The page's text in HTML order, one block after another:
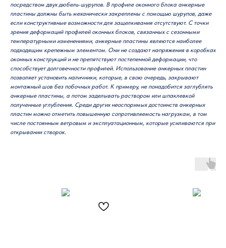
посредством двух дюбель-шурупов. В профиле оконного блока анкерные
пластины должны быть механически закреплены с помощью шурупов, даже
если конструктивные возможности для защелкивания отсутствуют. С точки
зрения деформаций профилей оконных блоков, связанных с сезонными
температурными изменениями, анкерные пластины являются наиболее
подходящим крепежным элементом. Они не создают напряжения в коробках
оконных конструкций и не препятствуют постепенной деформации, что
способствует долговечности профилей. Использование анкерных пластин
позволяет установить наличники, которые, в свою очередь, закрывают
монтажный шов без побочных работ. К примеру, не понадобится заглублять
анкерные пластины, а потом заделывать раствором или шпаклевкой
полученные углубления. Среди других неоспоримых достоинств анкерных
пластин можно отметить повышенную сопротивляемость нагрузкам, в том
числе постоянным ветровым и эксплуатационным, которые усиливаются при
открывании створок.